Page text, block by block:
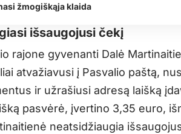
žmogiškąja klaida
išsaugojusi čekį
rajone gyvenanti Dalė
atvažiavusi į Pasvalio paštą,
ir užrašiusi adresą laišką
pasvėrė, įvertino 3,35 euro,
neatsidžiaugia